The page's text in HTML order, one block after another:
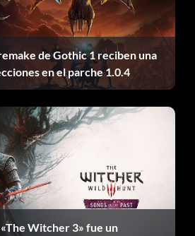
juegas como Agripa al salir de
en un agujero en el lado de la roca
de Gothic 1 reciben una
en el parche 1.0.4
Witcher 3» fue un